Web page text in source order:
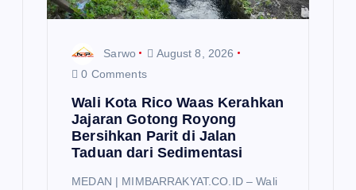
Sarwo
August 8, 2026
0 Comments
Wali Kota Rico Waas Kerahkan
Jajaran Gotong Royong
Bersihkan Parit di Jalan
Taduan dari Sedimentasi
MEDAN | MIMBARRAKYAT.CO.ID – Wali